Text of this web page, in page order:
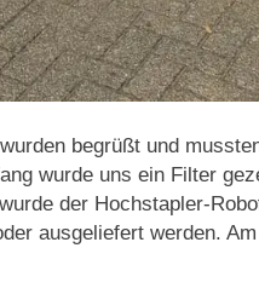
begrüßt und
wurde uns ein Filter
der Hochstapler-
ausgeliefert werden.